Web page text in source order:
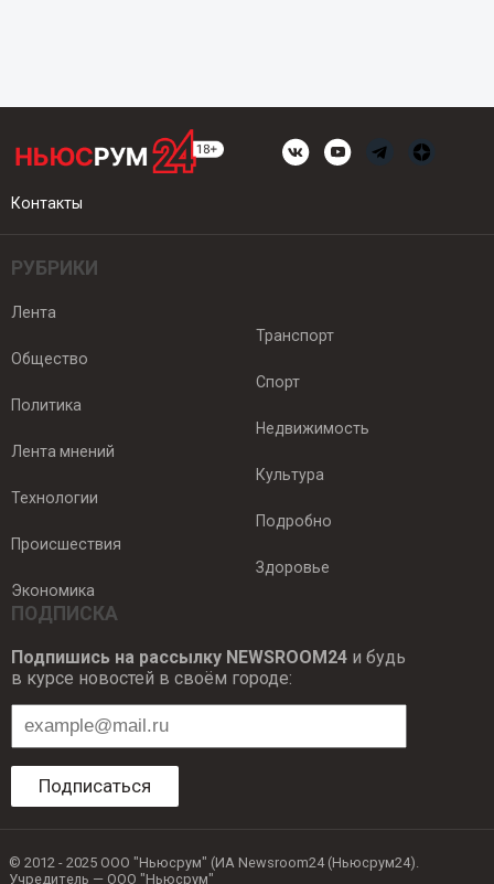
Контакты
РУБРИКИ
Лента
Общество
Политика
Лента мнений
Технологии
Происшествия
Экономика
Транспорт
Спорт
Недвижимость
Культура
Подробно
Здоровье
ПОДПИСКА
Подпишись на рассылку NEWSROOM24и будь
в курсе новостей в своём городе:
Подписаться
© 2012 - 2025 ООО "Ньюсрум" (ИА Newsroom24 (Ньюсрум24).
Учредитель — ООО "Ньюсрум"